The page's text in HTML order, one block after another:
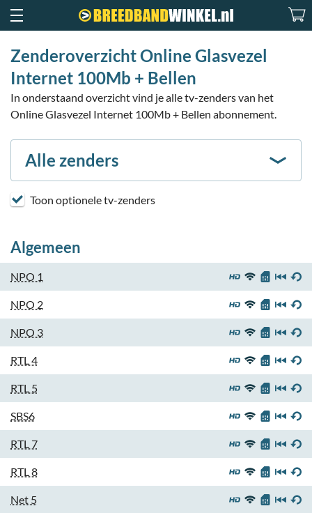
Zenderoverzicht Online Glasvezel
Internet 100Mb + Bellen
In onderstaand overzicht vind je alle tv-zenders van het
Online Glasvezel Internet 100Mb + Bellen abonnement.
Alle zenders
Toon optionele tv-zenders
Algemeen
NPO 1
NPO 2
NPO 3
RTL 4
RTL 5
SBS6
RTL 7
RTL 8
Net 5